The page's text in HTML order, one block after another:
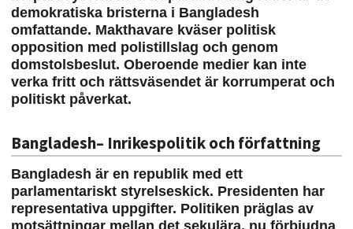
demokratiska bristerna i Bangladesh
omfattande. Makthavare kväser politisk
opposition med polistillslag och genom
domstolsbeslut. Oberoende medier kan inte
verka fritt och rättsväsendet är korrumperat och
politiskt påverkat.
Bangladesh– Inrikespolitik och författning
Bangladesh är en republik med ett
parlamentariskt styrelseskick. Presidenten har
representativa uppgifter. Politiken präglas av
motsättningar mellan det sekulära, nu förbjudna